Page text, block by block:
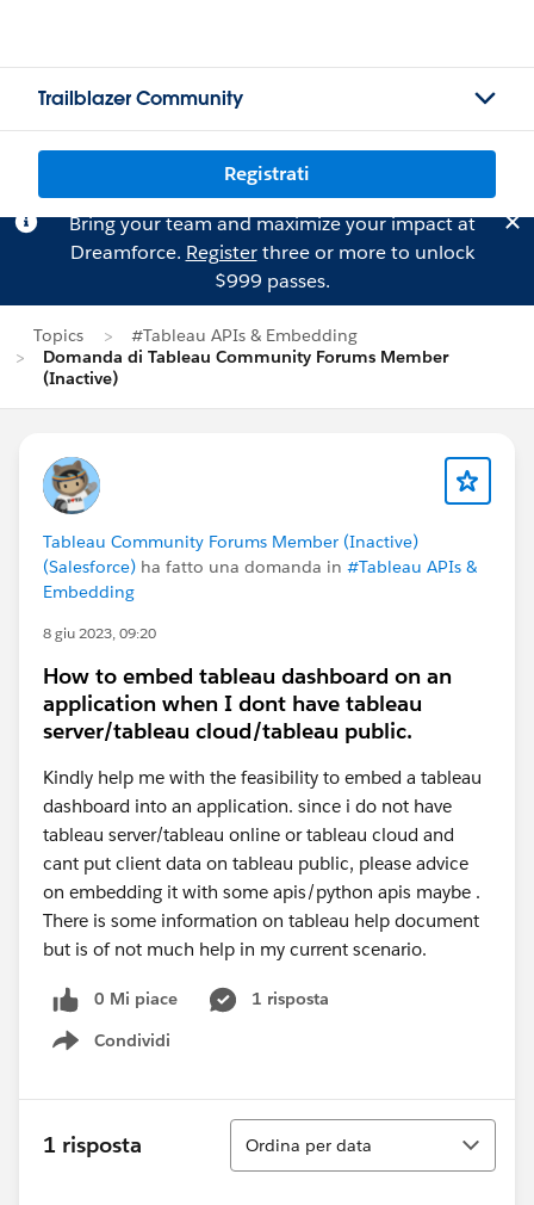
Trailblazer Community
Registrati
Bring your team and maximize your impact at
Dreamforce. Registerthree or more to unlock
$999 passes.
Topics
#Tableau APIs & Embedding
Domanda di Tableau Community Forums Member
(Inactive)
Tableau Community Forums Member (Inactive)
(Salesforce) ha fatto una domanda in #Tableau APIs &
Embedding
8 giu 2023, 09:20
How to embed tableau dashboard on an
application when I dont have tableau
server/tableau cloud/tableau public.
Kindly help me with the feasibility to embed a tableau
dashboard into an application. since i do not have
tableau server/tableau online or tableau cloud and
cant put client data on tableau public, please advice
on embedding it with some apis/python apis maybe .
There is some information on tableau help document
but is of not much help in my current scenario.
0 Mi piace
1 risposta
Condividi
Show menu
1 risposta
Ordina
Ordina per data